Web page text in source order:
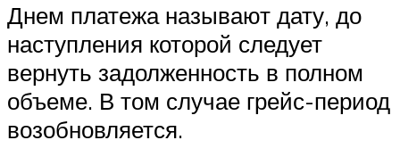
Днем платежа называют дату, до
наступления которой следует
вернуть задолженность в полном
объеме. В том случае грейс-период
возобновляется.